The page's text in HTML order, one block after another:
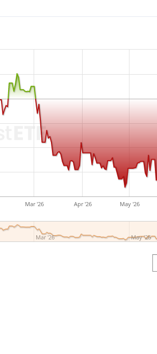
divisione New Business Fields si
biotecnologia e tecnologia di
fondata il 16 dicembre 1949 e ha sede
Mar '26 Apr '26 May '26
Mar '26 May '26